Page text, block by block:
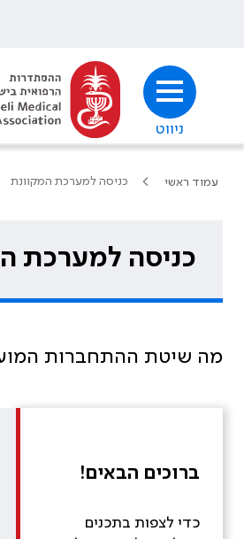
ניווט
עמוד ראשי כניסה למערכת המקוונת
כניסה למערכת
מה שיטת ההתחברות
ברוכים הבאים!
כדי לצפות בתכנים